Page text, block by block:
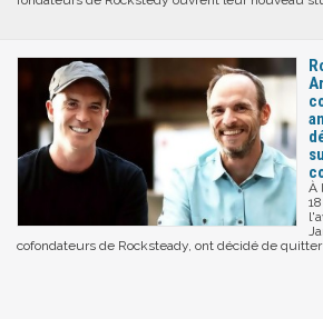
À
cofondateurs de Rocksteady, ont décidé de